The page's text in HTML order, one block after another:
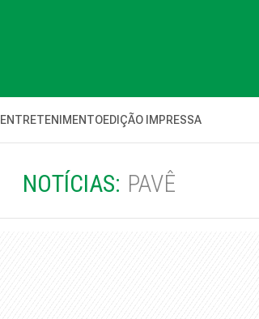
ENTRETENIMENTOEDIÇÃO IMPRESSA
NOTÍCIAS: PAVÊ